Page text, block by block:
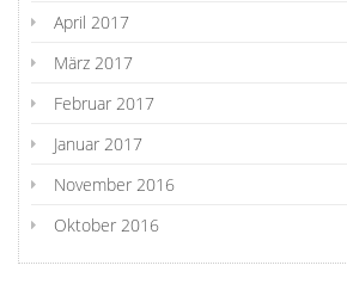
April 2017
März 2017
Februar 2017
Januar 2017
November 2016
Oktober 2016